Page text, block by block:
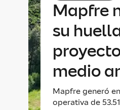
Mapfre
su
medio
Mapfre generó
operativa de